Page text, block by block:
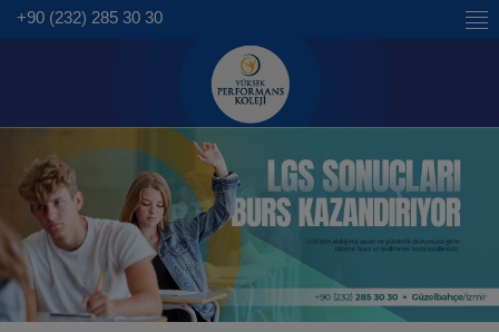
+90 (232) 285 30 30